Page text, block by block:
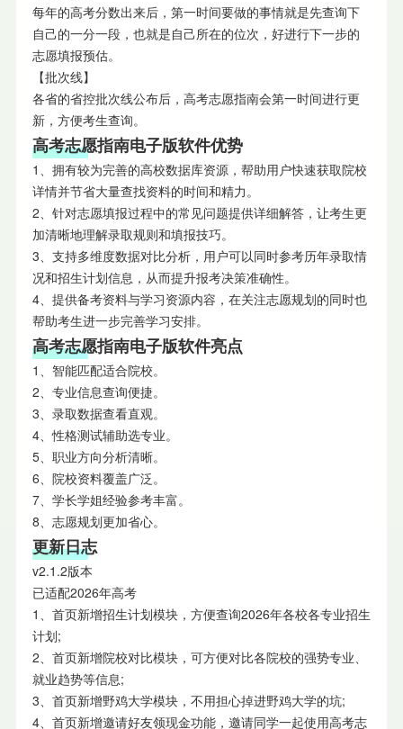
每年的高考分数出来后，第一时间要做的事情就是先查询下
自己的一分一段，也就是自己所在的位次，好进行下一步的
志愿填报预估。
【批次线】
各省的省控批次线公布后，高考志愿指南会第一时间进行更
新，方便考生查询。
高考志愿指南电子版软件优势
1、拥有较为完善的高校数据库资源，帮助用户快速获取院校
详情并节省大量查找资料的时间和精力。
2、针对志愿填报过程中的常见问题提供详细解答，让考生更
加清晰地理解录取规则和填报技巧。
3、支持多维度数据对比分析，用户可以同时参考历年录取情
况和招生计划信息，从而提升报考决策准确性。
4、提供备考资料与学习资源内容，在关注志愿规划的同时也
帮助考生进一步完善学习安排。
高考志愿指南电子版软件亮点
1、智能匹配适合院校。
2、专业信息查询便捷。
3、录取数据查看直观。
4、性格测试辅助选专业。
5、职业方向分析清晰。
6、院校资料覆盖广泛。
7、学长学姐经验参考丰富。
8、志愿规划更加省心。
更新日志
v2.1.2版本
已适配2026年高考
1、首页新增招生计划模块，方便查询2026年各校各专业招生
计划;
2、首页新增院校对比模块，可方便对比各院校的强势专业、
就业趋势等信息;
3、首页新增野鸡大学模块，不用担心掉进野鸡大学的坑;
4、首页新增邀请好友领现金功能，邀请同学一起使用高考志